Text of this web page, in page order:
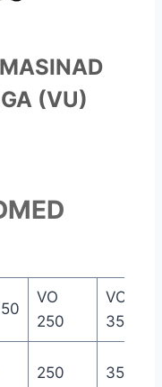
(VU)
VO
250
VO
350
250 350